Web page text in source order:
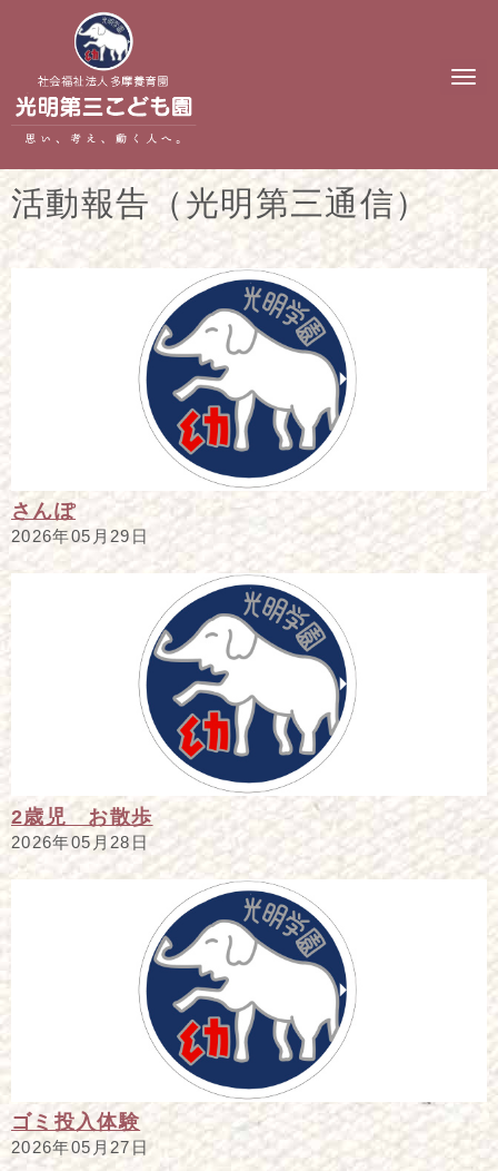
N
t
活動報告（光明第三通信）
さんぽ
2026年05月29日
2歳児 お散歩
2026年05月28日
ゴミ投入体験
2026年05月27日